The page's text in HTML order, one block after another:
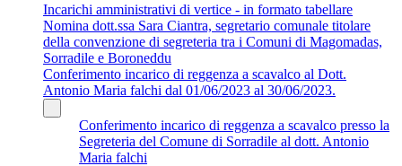
Incarichi amministrativi di vertice - in formato tabellare
Nomina dott.ssa Sara Ciantra, segretario comunale titolare
della convenzione di segreteria tra i Comuni di Magomadas,
Sorradile e Boroneddu
Conferimento incarico di reggenza a scavalco al Dott.
Antonio Maria falchi dal 01/06/2023 al 30/06/2023.
Conferimento incarico di reggenza a scavalco presso la
Segreteria del Comune di Sorradile al dott. Antonio
Maria falchi